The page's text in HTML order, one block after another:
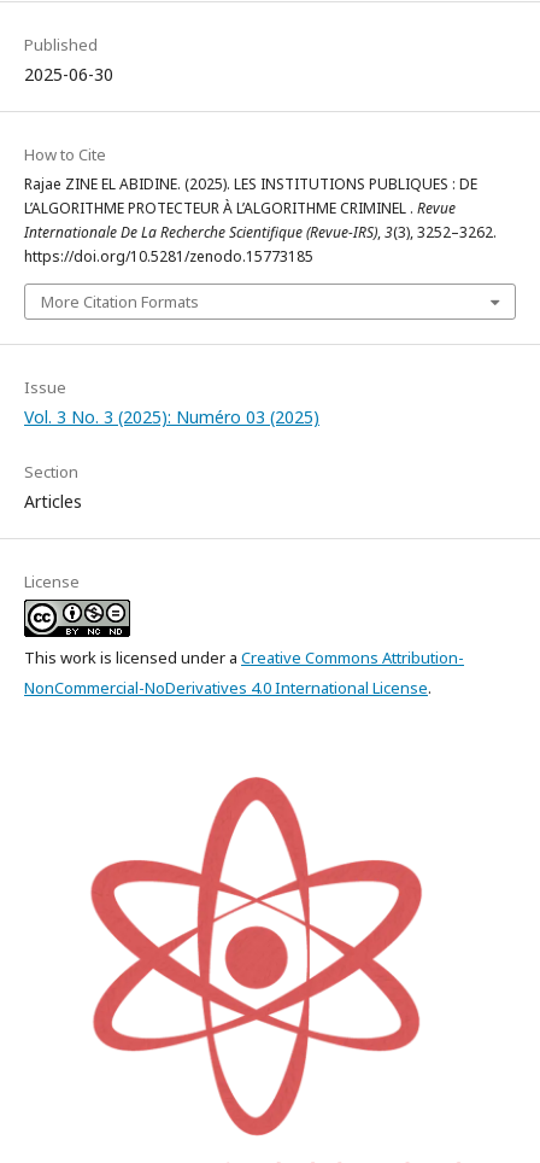
Published
2025-06-30
How to Cite
Rajae ZINE EL ABIDINE. (2025). LES INSTITUTIONS PUBLIQUES : DE
L’ALGORITHME PROTECTEUR À L’ALGORITHME CRIMINEL . Revue
Internationale De La Recherche Scientifique (Revue-IRS),3(3), 3252–3262.
https://doi.org/10.5281/zenodo.15773185
More Citation Formats
Issue
Vol. 3 No. 3 (2025): Numéro 03 (2025)
Section
Articles
License
This work is licensed under a Creative Commons Attribution-
NonCommercial-NoDerivatives 4.0 International License.